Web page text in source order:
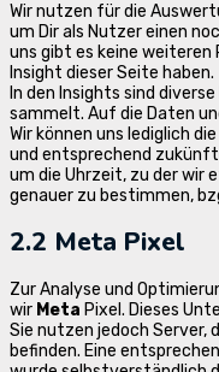
Wir nutzen für die
um Dir als Nutzer einen
uns gibt es keine weiteren
Insight dieser Seite haben.
In den Insights sind
sammelt. Auf die Daten
Wir können uns lediglich
und entsprechend
um die Uhrzeit, zu der wir
genauer zu bestimmen,
2.2 Meta Pixel
Zur Analyse und
wir Meta Pixel. Dieses
Sie nutzen jedoch Server,
befinden. Eine